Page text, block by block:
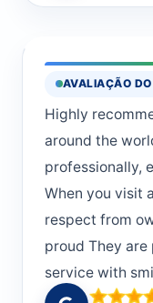
AVALIAÇÃO DO
Highly
around the
professionally,
When you visit
respect from
proud They are
service with
Good and